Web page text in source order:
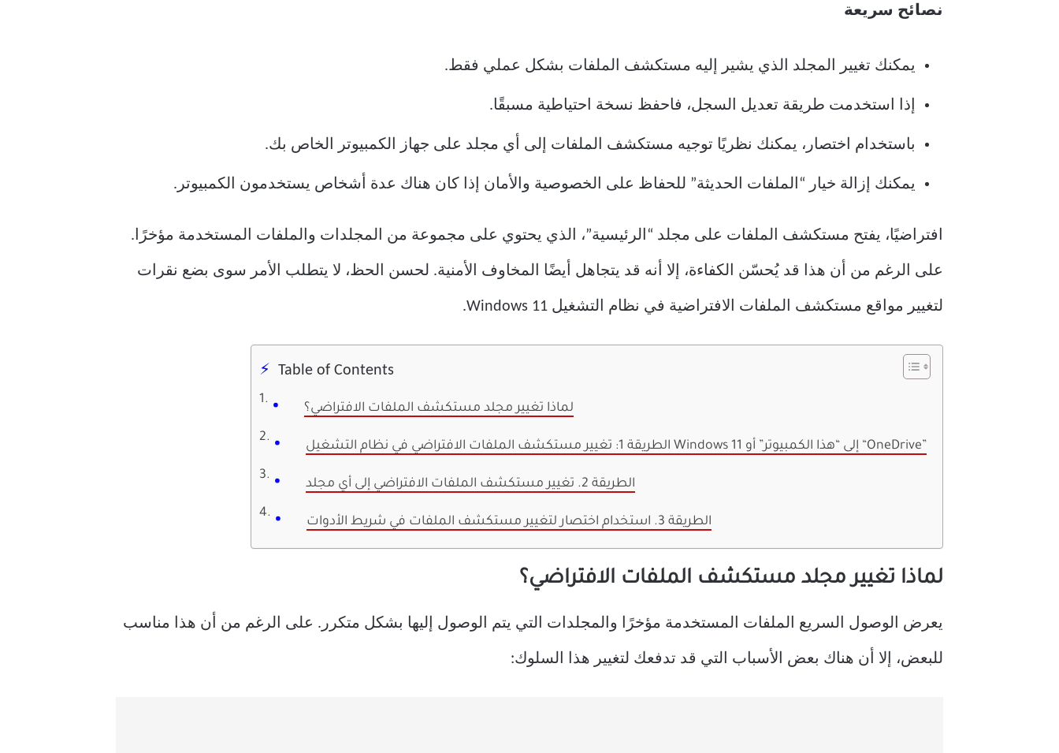
نصائح سريعة
يمكنك تغيير المجلد الذي يشير إليه مستكشف الملفات بشكل عملي فقط.
إذا استخدمت طريقة تعديل السجل، فاحفظ نسخة احتياطية مسبقًا.
باستخدام اختصار، يمكنك نظريًا توجيه مستكشف الملفات إلى أي مجلد على جهاز الكمبيوتر الخاص بك.
يمكنك إزالة خيار “الملفات الحديثة” للحفاظ على الخصوصية والأمان إذا كان هناك عدة أشخاص يستخدمون الكمبيوتر.
افتراضيًا، يفتح مستكشف الملفات على مجلد “الرئيسية”، الذي يحتوي على مجموعة من المجلدات والملفات المستخدمة مؤخرًا.
على الرغم من أن هذا قد يُحسّن الكفاءة، إلا أنه قد يتجاهل أيضًا المخاوف الأمنية. لحسن الحظ، لا يتطلب الأمر سوى بضع نقرات
لتغيير مواقع مستكشف الملفات الافتراضية في نظام التشغيل Windows 11.
Table of Contents
لماذا تغيير مجلد مستكشف الملفات الافتراضي؟
الطريقة 1: تغيير مستكشف الملفات الافتراضي في نظام التشغيل Windows 11 إلى “هذا الكمبيوتر” أو “OneDrive”
الطريقة 2. تغيير مستكشف الملفات الافتراضي إلى أي مجلد
الطريقة 3. استخدام اختصار لتغيير مستكشف الملفات في شريط الأدوات
لماذا تغيير مجلد مستكشف الملفات الافتراضي؟
يعرض الوصول السريع الملفات المستخدمة مؤخرًا والمجلدات التي يتم الوصول إليها بشكل متكرر. على الرغم من أن هذا مناسب
للبعض، إلا أن هناك بعض الأسباب التي قد تدفعك لتغيير هذا السلوك: